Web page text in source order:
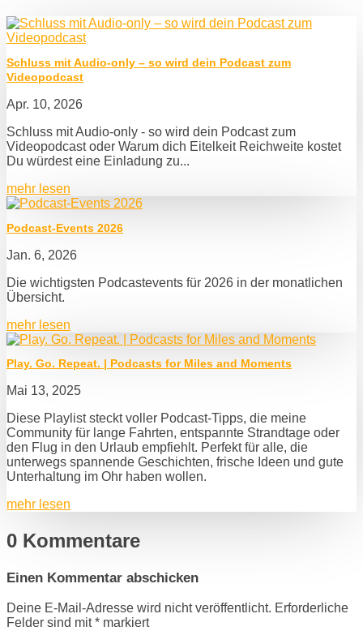
Schluss mit Audio-only – so wird dein Podcast zum
Videopodcast
Apr. 10, 2026
Schluss mit Audio-only - so wird dein Podcast zum
Videopodcast oder Warum dich Eitelkeit Reichweite kostet
Du würdest eine Einladung zu...
mehr lesen
Podcast-Events 2026
Jan. 6, 2026
Die wichtigsten Podcastevents für 2026 in der monatlichen
Übersicht.
mehr lesen
Play. Go. Repeat. | Podcasts for Miles and Moments
Mai 13, 2025
Diese Playlist steckt voller Podcast-Tipps, die meine
Community für lange Fahrten, entspannte Strandtage oder
den Flug in den Urlaub empfiehlt. Perfekt für alle, die
unterwegs spannende Geschichten, frische Ideen und gute
Unterhaltung im Ohr haben wollen.
mehr lesen
0 Kommentare
Einen Kommentar abschicken
Deine E-Mail-Adresse wird nicht veröffentlicht. Erforderliche
Felder sind mit* markiert